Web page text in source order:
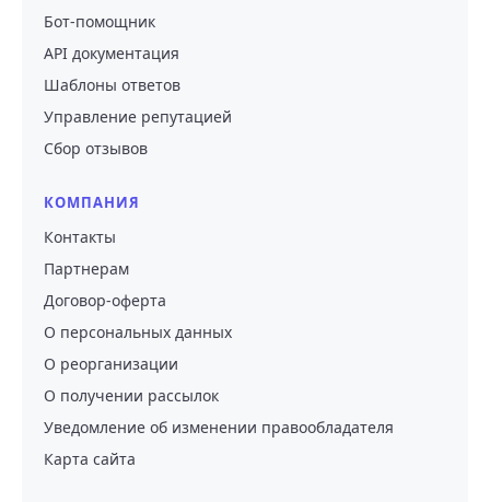
Бот-помощник
API документация
Шаблоны ответов
Управление репутацией
Сбор отзывов
КОМПАНИЯ
Контакты
Партнерам
Договор-оферта
О персональных данных
О реорганизации
О получении рассылок
Уведомление об изменении правообладателя
Карта сайта